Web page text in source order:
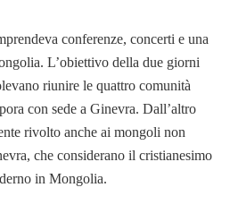
conferenze, concerti e una
L’obiettivo della due giorni
riunire le quattro comunità
con sede a Ginevra. Dall’altro
rivolto anche ai mongoli non
che considerano il cristianesimo
in Mongolia.